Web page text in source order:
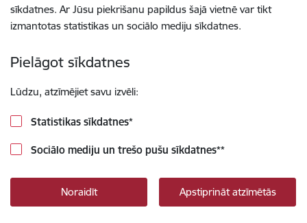
sīkdatnes. Ar Jūsu piekrišanu papildus šajā vietnē var tikt
izmantotas statistikas un sociālo mediju sīkdatnes.
Pielāgot sīkdatnes
Lūdzu, atzīmējiet savu izvēli:
Statistikas sīkdatnes*
Sociālo mediju un trešo pušu sīkdatnes**
Noraidīt Apstiprināt atzīmētās